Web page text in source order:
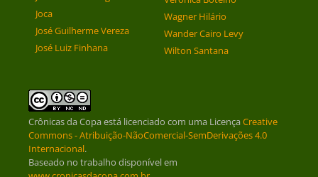
Joca
José Guilherme Vereza
José Luiz Finhana
Wagner Hilário
Wander Cairo Levy
Wilton Santana
Crônicas da Copaestá licenciado com uma LicençaCreative
Commons - Atribuição-NãoComercial-SemDerivações 4.0
Internacional.
Baseado no trabalho disponível em